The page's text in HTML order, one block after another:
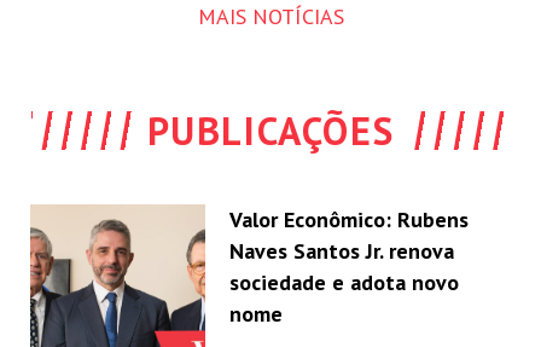
MAIS NOTÍCIAS
PUBLICAÇÕES
Valor Econômico: Rubens
Naves Santos Jr. renova
sociedade e adota novo
nome